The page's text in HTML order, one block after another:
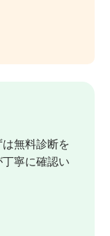
無料診断を
寧に確認い